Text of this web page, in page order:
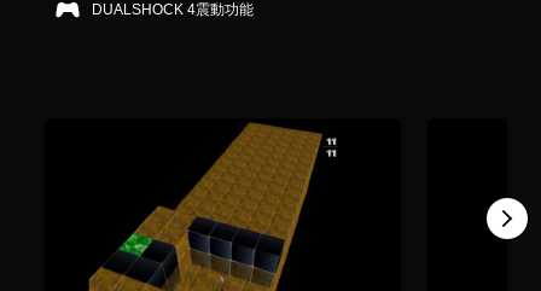
DUALSHOCK 4震動功能